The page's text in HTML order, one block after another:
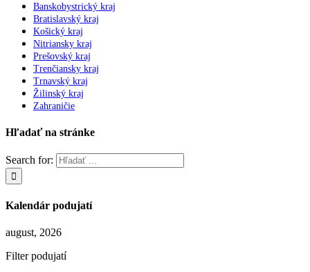
Banskobystrický kraj
Bratislavský kraj
Košický kraj
Nitriansky kraj
Prešovský kraj
Trenčiansky kraj
Trnavský kraj
Žilinský kraj
Zahraničie
Hľadať na stránke
Search for:
Kalendár podujatí
august, 2026
Filter podujatí